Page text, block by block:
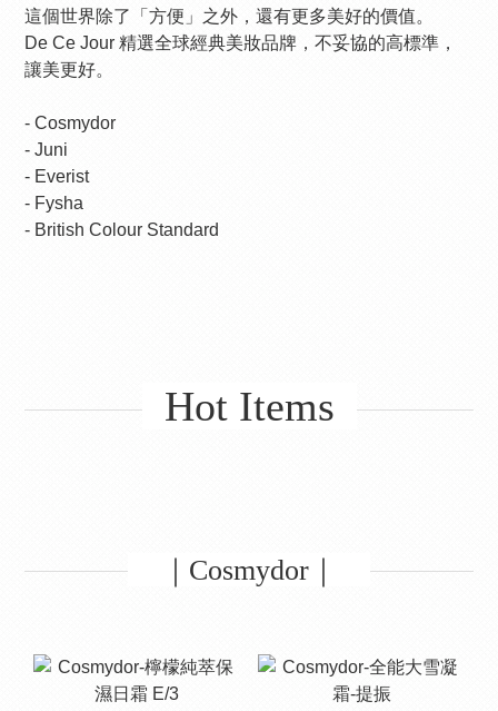
這個世界除了「⽅便」之外，還有更多美好的價值。
De Ce Jour 精選全球經典美妝品牌，不妥協的⾼標準，
讓美更好。
- Cosmydor
- Juni
- Everist
- Fysha
- British Colour Standard
Hot Items
｜Cosmydor｜